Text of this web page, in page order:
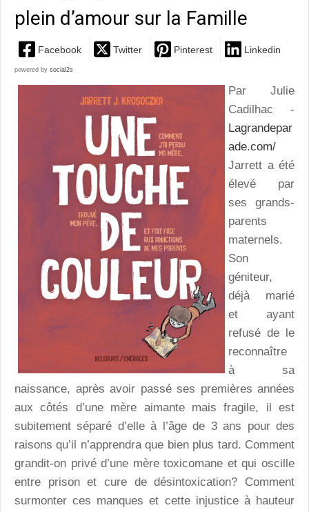
plein d’amour sur la Famille
Facebook Twitter Pinterest Linkedin
powered by social2s
Par Julie
Cadilhac -
Lagrandepar
ade.com/
Jarrett a été
élevé par
ses grands-
parents
maternels.
Son
géniteur,
déjà marié
et ayant
refusé de le
reconnaître
à sa
naissance, après avoir passé ses premières années
aux côtés d’une mère aimante mais fragile, il est
subitement séparé d’elle à l’âge de 3 ans pour des
raisons qu’il n’apprendra que bien plus tard. Comment
grandit-on privé d’une mère toxicomane et qui oscille
entre prison et cure de désintoxication? Comment
surmonter ces manques et cette injustice à hauteur